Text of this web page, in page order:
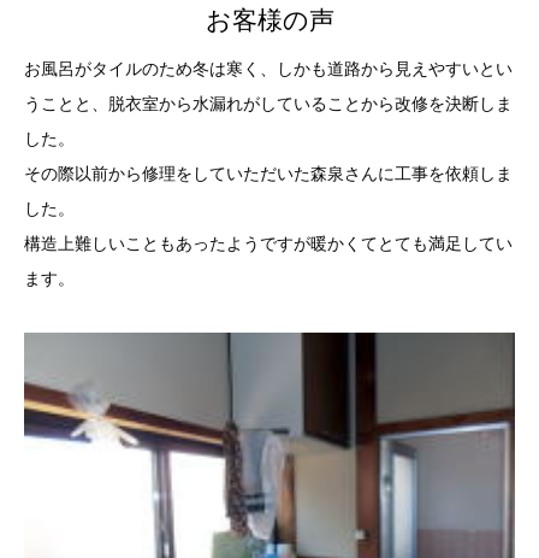
お客様の声
お風呂がタイルのため冬は寒く、しかも道路から見えやすいとい
うことと、脱衣室から水漏れがしていることから改修を決断しま
した。
その際以前から修理をしていただいた森泉さんに工事を依頼しま
した。
構造上難しいこともあったようですが暖かくてとても満足してい
ます。